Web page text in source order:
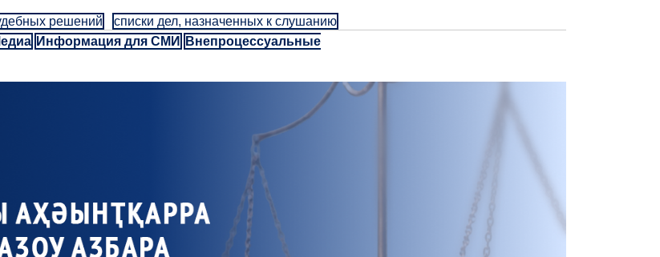
решений
списки дел, назначенных к слушанию
Информация для СМИ
Внепроцессуальные